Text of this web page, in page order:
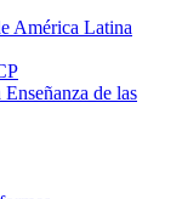
América Latina
de las